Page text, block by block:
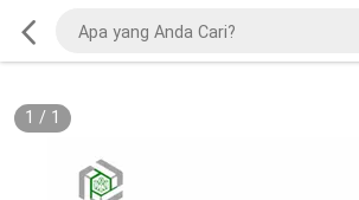
1 / 1